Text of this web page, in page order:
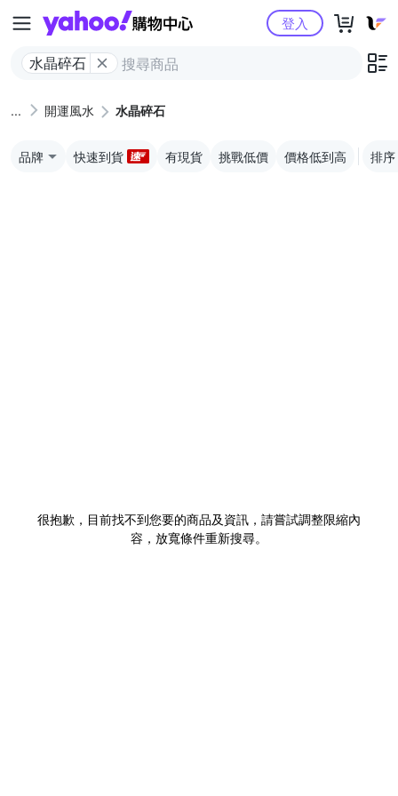
Yahoo購物中心
水晶碎石
登入
開運風水 水晶碎石
品牌 快速到貨 有現貨 挑戰低價 價格低到高 排序
很抱歉，目前找不到您要的商品及資訊，請嘗試調整限縮內
容，放寬條件重新搜尋。